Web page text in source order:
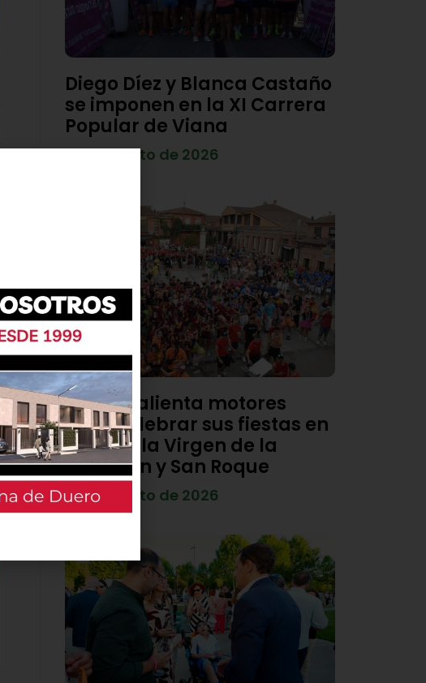
Diego Díez y Blanca Castaño
se imponen en la XI Carrera
Popular de Viana
4 de agosto de 2026
Viana calienta motores
para celebrar sus fiestas en
honor a la Virgen de la
Asunción y San Roque
4 de agosto de 2026